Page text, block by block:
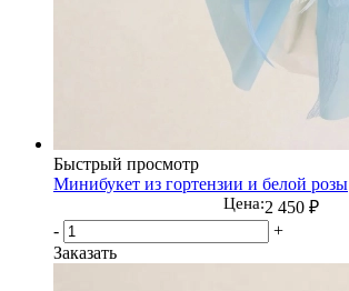
Быстрый просмотр
Минибукет из гортензии и белой розы
Цена:2 450 ₽
-
+
Заказать